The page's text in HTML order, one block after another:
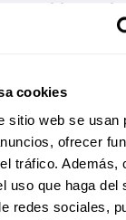
cookies
sitio web se usan
ofrecer
tráfico. Además,
uso que haga del
redes sociales,